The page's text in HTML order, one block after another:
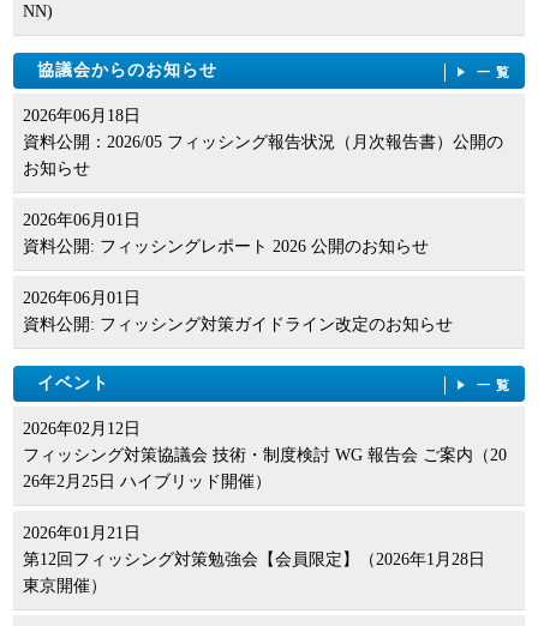
NN)
協議会からのお知らせ 一覧
2026年06月18日
資料公開：2026/05 フィッシング報告状況（月次報告書）公開の
お知らせ
2026年06月01日
資料公開: フィッシングレポート 2026 公開のお知らせ
2026年06月01日
資料公開: フィッシング対策ガイドライン改定のお知らせ
イベント 一覧
2026年02月12日
フィッシング対策協議会 技術・制度検討 WG 報告会 ご案内（20
26年2月25日 ハイブリッド開催）
2026年01月21日
第12回フィッシング対策勉強会【会員限定】（2026年1月28日
東京開催）